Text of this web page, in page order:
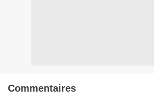
Commentaires